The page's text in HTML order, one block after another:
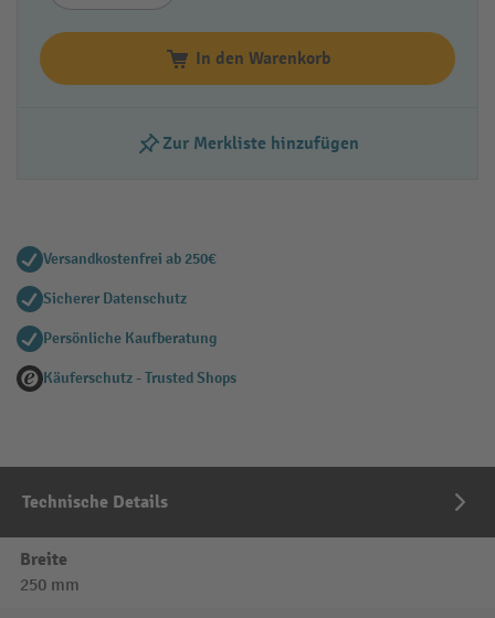
In den Warenkorb
Zur Merkliste hinzufügen
Versandkostenfrei ab 250€
Sicherer Datenschutz
Persönliche Kaufberatung
Käuferschutz - Trusted Shops
Technische Details
Breite
250 mm